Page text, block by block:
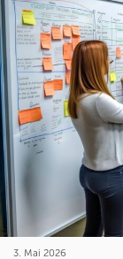
3. Mai 2026